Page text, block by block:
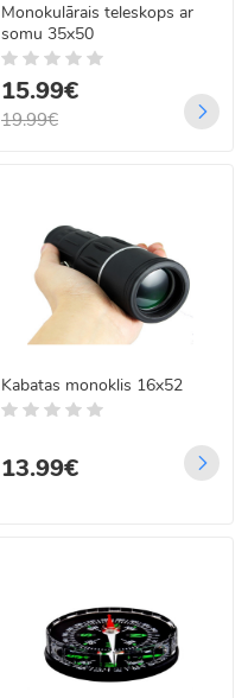
Monokulārais teleskops ar
somu 35x50
15.99€
19.99€
Kabatas monoklis 16x52
13.99€